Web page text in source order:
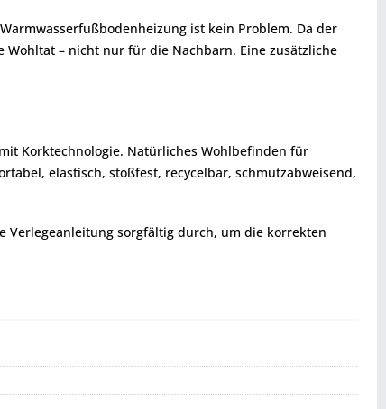
ist kein Problem. Da der
– nicht nur für die Nachbarn. Eine zusätzliche
Korktechnologie. Natürliches Wohlbefinden für
elastisch, stoßfest, recycelbar, schmutzabweisend,
Verlegeanleitung sorgfältig durch, um die korrekten